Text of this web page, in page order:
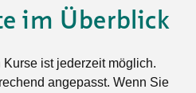
im Überblick
ist jederzeit möglich.
angepasst. Wenn Sie